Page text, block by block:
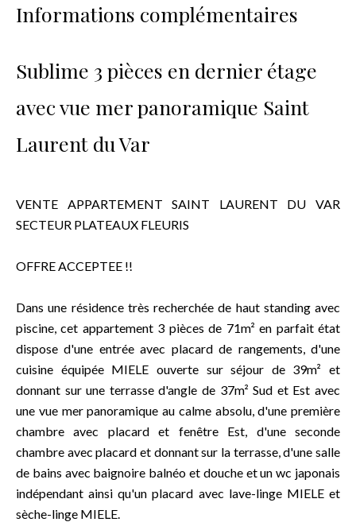
Informations complémentaires
Sublime 3 pièces en dernier étage
avec vue mer panoramique Saint
Laurent du Var
VENTE APPARTEMENT SAINT LAURENT DU VAR
SECTEUR PLATEAUX FLEURIS
OFFRE ACCEPTEE !!
Dans une résidence très recherchée de haut standing avec
piscine, cet appartement 3 pièces de 71m² en parfait état
dispose d'une entrée avec placard de rangements, d'une
cuisine équipée MIELE ouverte sur séjour de 39m² et
donnant sur une terrasse d'angle de 37m² Sud et Est avec
une vue mer panoramique au calme absolu, d'une première
chambre avec placard et fenêtre Est, d'une seconde
chambre avec placard et donnant sur la terrasse, d'une salle
de bains avec baignoire balnéo et douche et un wc japonais
indépendant ainsi qu'un placard avec lave-linge MIELE et
sèche-linge MIELE.